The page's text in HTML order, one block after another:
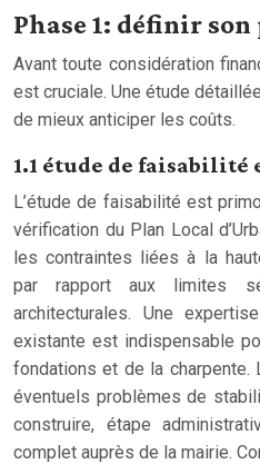
Phase 1: définir
Avant toute considération
est cruciale. Une étude
de mieux anticiper les coûts.
1.1 étude de
L’étude de faisabilité est
vérification du Plan Local
les contraintes liées à la
par rapport aux limites
architecturales. Une
existante est indispensable
fondations et de la charpente.
éventuels problèmes de
construire, étape
complet auprès de la mairie.